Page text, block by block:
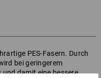
PES-Fasern. Durch
bei geringerem
damit eine bessere